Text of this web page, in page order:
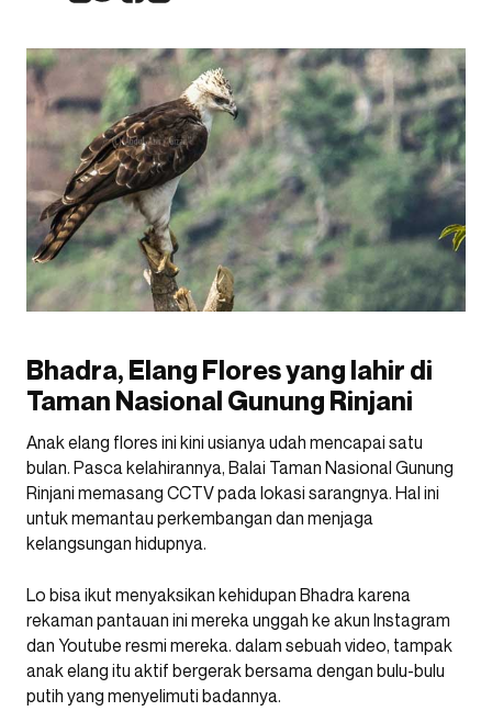
Bhadra, Elang Flores yang lahir di
Taman Nasional Gunung Rinjani
Anak elang flores ini kini usianya udah mencapai satu
bulan. Pasca kelahirannya, Balai Taman Nasional Gunung
Rinjani memasang CCTV pada lokasi sarangnya. Hal ini
untuk memantau perkembangan dan menjaga
kelangsungan hidupnya.
Lo bisa ikut menyaksikan kehidupan Bhadra karena
rekaman pantauan ini mereka unggah ke akun Instagram
dan Youtube resmi mereka. dalam sebuah video, tampak
anak elang itu aktif bergerak bersama dengan bulu-bulu
putih yang menyelimuti badannya.